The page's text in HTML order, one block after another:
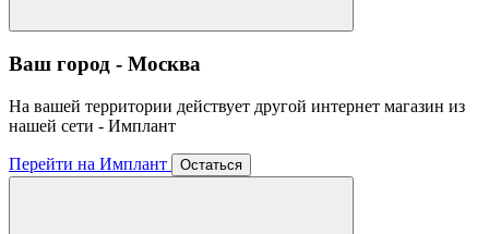
Ваш город - Москва
На вашей территории действует другой интернет магазин из
нашей сети - Имплант
Перейти на Имплант Остаться